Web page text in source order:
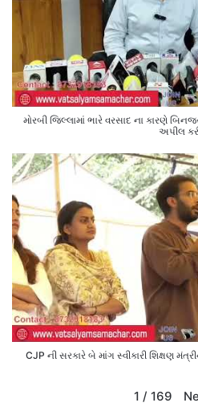
મોરબી જિલ્લામાં ભારે વરસાદ ના કારણે
અપીલ
CJP ની સરકારે બે માંગ સ્વીકારી શિક્ષણ
1 / 169